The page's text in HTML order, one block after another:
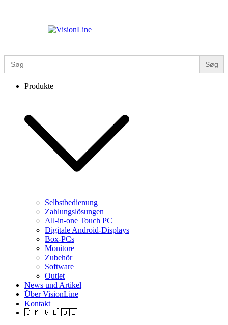
Search
for:
Produkte
Selbstbedienung
Zahlungslösungen
All-in-one Touch PC
Digitale Android-Displays
Box-PCs
Monitore
Zubehör
Software
Outlet
News und Artikel
Über VisionLine
Kontakt
🇩🇰 🇬🇧 🇩🇪